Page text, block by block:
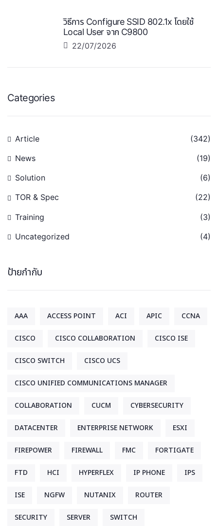
วิธีการ Configure SSID 802.1x โดยใช้
Local User จาก C9800
22/07/2026
Categories
Article (342)
News (19)
Solution (6)
TOR & Spec (22)
Training (3)
Uncategorized (4)
ป้ายกำกับ
AAA ACCESS POINT ACI APIC CCNA
CISCO CISCO COLLABORATION CISCO ISE
CISCO SWITCH CISCO UCS
CISCO UNIFIED COMMUNICATIONS MANAGER
COLLABORATION CUCM CYBERSECURITY
DATACENTER ENTERPRISE NETWORK ESXI
FIREPOWER FIREWALL FMC FORTIGATE
FTD HCI HYPERFLEX IP PHONE IPS
ISE NGFW NUTANIX ROUTER
SECURITY SERVER SWITCH